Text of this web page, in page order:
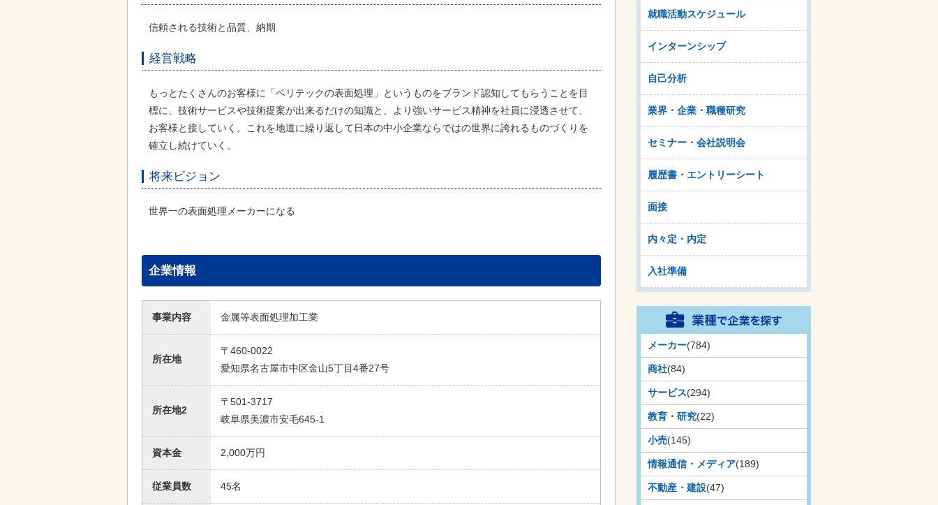
信頼される技術と品質、納期
経営戦略
もっとたくさんのお客様に「ベリテックの表面処理」というものをブランド認知してもらうことを目
標に、技術サービスや技術提案が出来るだけの知識と、より強いサービス精神を社員に浸透させて、
お客様と接していく。これを地道に繰り返して日本の中小企業ならではの世界に誇れるものづくりを
確立し続けていく。
将来ビジョン
世界一の表面処理メーカーになる
企業情報
事業内容 金属等表面処理加工業
所在地
〒460-0022
愛知県名古屋市中区金山5丁目4番27号
所在地2
〒501-3717
岐阜県美濃市安毛645‐1
資本金 2,000万円
従業員数 45名
就職活動スケジュール
インターンシップ
自己分析
業界・企業・職種研究
セミナー・会社説明会
履歴書・エントリーシート
面接
内々定・内定
入社準備
メーカー(784)
商社(84)
サービス(294)
教育・研究(22)
小売(145)
情報通信・メディア(189)
不動産・建設(47)